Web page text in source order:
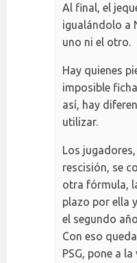
Al final, el
igualándolo a
uno ni el otro.
Hay quienes
imposible
así, hay
utilizar.
Los
rescisión, se
otra fórmula,
plazo por ella
el segundo
Con eso
PSG, pone a